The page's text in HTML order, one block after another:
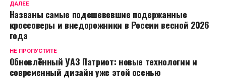
ДАЛЕЕ
Названы самые подешевевшие подержанные
кроссоверы и внедорожники в России весной 2026
года
НЕ ПРОПУСТИТЕ
Обновлённый УАЗ Патриот: новые технологии и
современный дизайн уже этой осенью